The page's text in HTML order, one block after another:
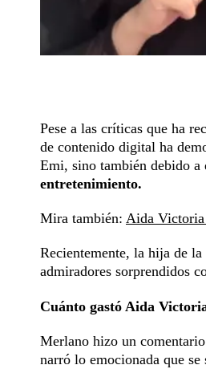
Pese a las críticas que ha
de contenido digital ha
Emi, sino también debido a
entretenimiento.
Mira también: Aida Victoria
Recientemente, la hija de
admiradores sorprendidos
Cuánto gastó Aida
Merlano hizo un
narró lo emocionada que se